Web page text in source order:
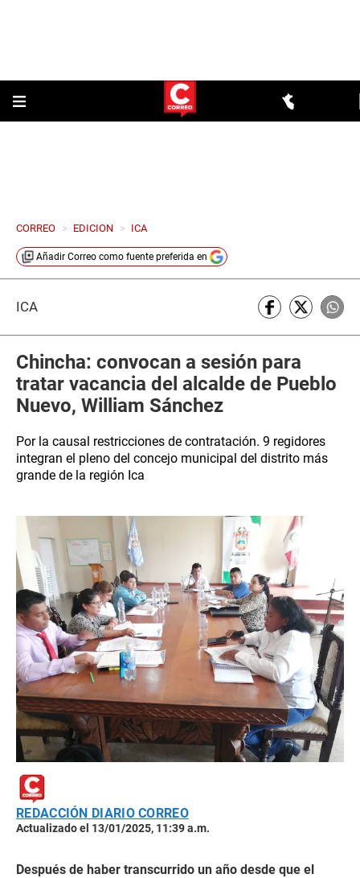
CORREO > EDICION > ICA
Añadir Correo como fuente preferida en
ICA
Chincha: convocan a sesión para
tratar vacancia del alcalde de Pueblo
Nuevo, William Sánchez
Por la causal restricciones de contratación. 9 regidores
integran el pleno del concejo municipal del distrito más
grande de la región Ica
REDACCIÓN DIARIO CORREO
Actualizado el 13/01/2025, 11:39 a.m.
Después de haber transcurrido un año desde que el